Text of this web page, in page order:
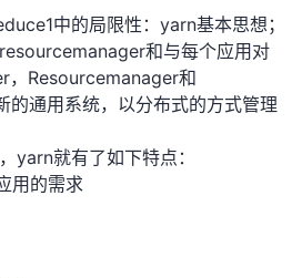
中的局限性：yarn基本思想；
和与每个应用对
Resourcemanager和
通用系统，以分布式的方式管理
yarn就有了如下特点：
用的需求